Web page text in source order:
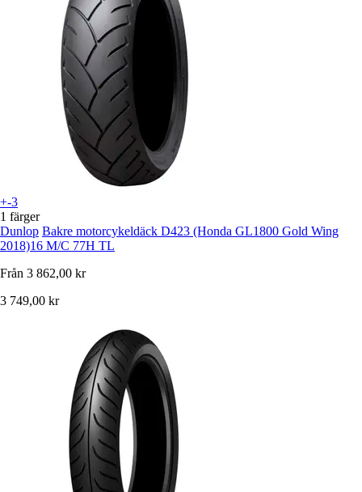
+-3
1 färger
Dunlop Bakre motorcykeldäck D423 (Honda GL1800 Gold Wing
2018)16 M/C 77H TL
Från 3 862,00 kr
3 749,00 kr